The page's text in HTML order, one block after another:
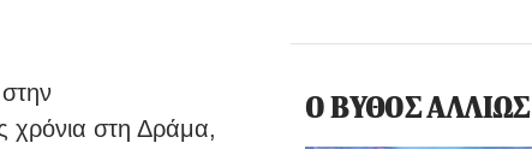
Ο ΒΥΘΟΣ ΑΛΛΙΩΣ
χρόνια στη Δράμα,